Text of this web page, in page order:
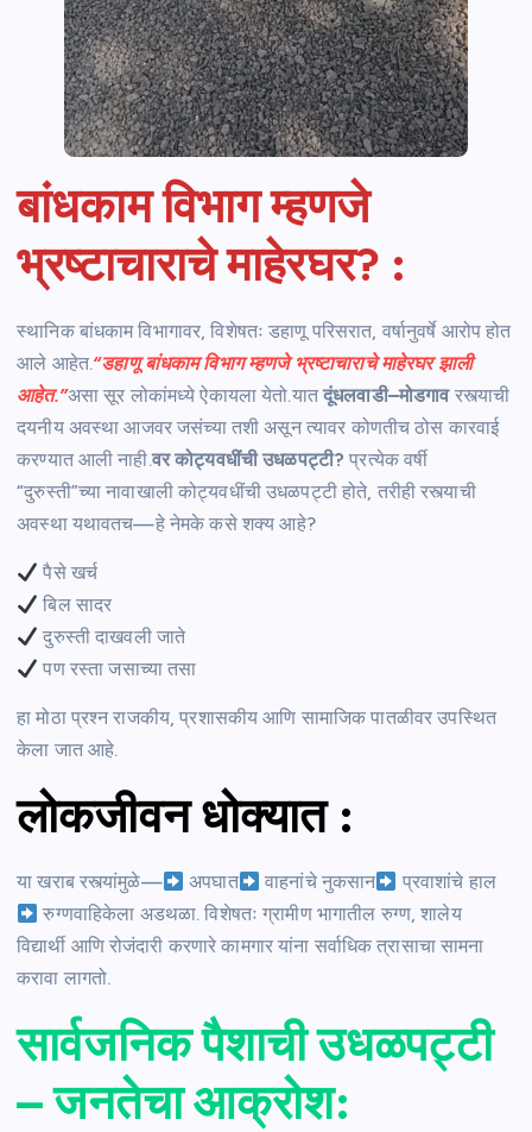
बांधकाम विभाग म्हणजे
भ्रष्टाचाराचे माहेरघर? :
स्थानिक बांधकाम विभागावर, विशेषतः डहाणू परिसरात, वर्षानुवर्षे आरोप होत
आले आहेत.“डहाणू बांधकाम विभाग म्हणजे भ्रष्टाचाराचे माहेरघर झाली
आहेत.”असा सूर लोकांमध्ये ऐकायला येतो.यातदूंधलवाडी–मोडगावरस्त्याची
दयनीय अवस्था आजवर जसंच्या तशी असून त्यावर कोणतीच ठोस कारवाई
करण्यात आली नाही.वर कोट्यवधींची उधळपट्टी? प्रत्येक वर्षी
“दुरुस्ती”च्या नावाखाली कोट्यवधींची उधळपट्टी होते, तरीही रस्त्याची
अवस्था यथावतच—हे नेमके कसे शक्य आहे?
पैसे खर्च
बिल सादर
दुरुस्ती दाखवली जाते
पण रस्ता जसाच्या तसा
हा मोठा प्रश्न राजकीय, प्रशासकीय आणि सामाजिक पातळीवर उपस्थित
केला जात आहे.
लोकजीवन धोक्यात:
या खराब रस्त्यांमुळे— अपघात वाहनांचे नुकसान
प्रवाशांचे हाल
रुग्णवाहिकेला अडथळा. विशेषतः ग्रामीण भागातील रुग्ण, शालेय
विद्यार्थी आणि रोजंदारी करणारे कामगार यांना सर्वाधिक त्रासाचा सामना
करावा लागतो.
सार्वजनिक पैशाची उधळपट्टी
– जनतेचा आक्रोश: